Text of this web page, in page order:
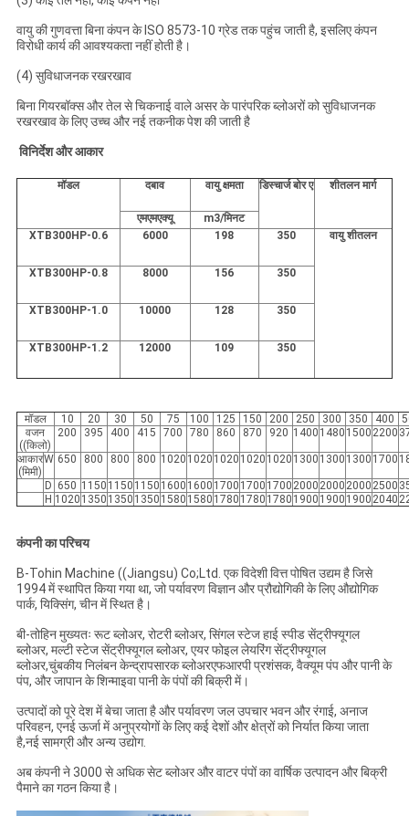
वायु की गुणवत्ता बिना कंपन के ISO 8573-10 ग्रेड तक पहुंच जाती है, इसलिए कंपन
विरोधी कार्य की आवश्यकता नहीं होती है।
(4) सुविधाजनक रखरखाव
बिना गियरबॉक्स और तेल से चिकनाई वाले असर के पारंपरिक ब्लोअरों को सुविधाजनक
रखरखाव के लिए उच्च और नई तकनीक पेश की जाती है
विनिर्देश और आकार
मॉडल दबाव वायु क्षमता डिस्चार्ज बोर ए शीतलन मार्ग
एमएमएक्यू
m3/मिनट
XTB300HP-0.6
6000 198 350 वायु शीतलन
XTB300HP-0.8 8000 156 350
XTB300HP-1.0 10000 128 350
XTB300HP-1.2 12000 109 350
मॉडल 10 20 30 50 75 100 125 150 200 250 300 350 400
वजन
((किलो)
200 395 400 415 700 780 860 870 920 1400 1480 1500 2200
आकार
(मिमी)
W 650 800 800 800 1020 1020 1020 1020 1020 1300 1300 1300 1700
D 650 1150 1150 1150 1600 1600 1700 1700 1700 2000 2000 2000 2500
H 1020 1350 1350 1350 1580 1580 1780 1780 1780 1900 1900 1900 2040
कंपनी का परिचय
B-Tohin Machine ((Jiangsu) Co;Ltd. एक विदेशी वित्त पोषित उद्यम है जिसे
1994 में स्थापित किया गया था, जो पर्यावरण विज्ञान और प्रौद्योगिकी के लिए औद्योगिक
पार्क, यिक्सिंग, चीन में स्थित है।
बी-तोहिन मुख्यतः रूट ब्लोअर, रोटरी ब्लोअर, सिंगल स्टेज हाई स्पीड सेंट्रीफ्यूगल
ब्लोअर, मल्टी स्टेज सेंट्रीफ्यूगल ब्लोअर, एयर फोइल लेयरिंग सेंट्रीफ्यूगल
ब्लोअर,चुंबकीय निलंबन केन्द्रापसारक ब्लोअरएफआरपी प्रशंसक, वैक्यूम पंप और पानी के
पंप, और जापान के शिन्माइवा पानी के पंपों की बिक्री में।
उत्पादों को पूरे देश में बेचा जाता है और पर्यावरण जल उपचार भवन और रंगाई, अनाज
परिवहन, एनई ऊर्जा में अनुप्रयोगों के लिए कई देशों और क्षेत्रों को निर्यात किया जाता
है,नई सामग्री और अन्य उद्योग.
अब कंपनी ने 3000 से अधिक सेट ब्लोअर और वाटर पंपों का वार्षिक उत्पादन और बिक्री
पैमाने का गठन किया है।